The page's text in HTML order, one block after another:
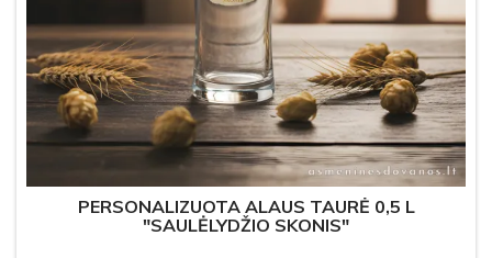
PERSONALIZUOTA ALAUS TAURĖ 0,5 L
"SAULĖLYDŽIO SKONIS"